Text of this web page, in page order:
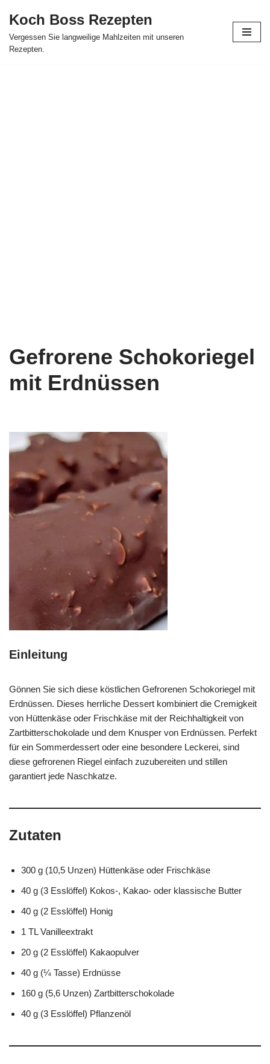
Skip
to
Koch Boss Rezepten
Vergessen Sie langweilige Mahlzeiten mit unseren
Rezepten.
Gefrorene Schokoriegel
mit Erdnüssen
Einleitung
Gönnen Sie sich diese köstlichen Gefrorenen Schokoriegel mit
Erdnüssen. Dieses herrliche Dessert kombiniert die Cremigkeit
von Hüttenkäse oder Frischkäse mit der Reichhaltigkeit von
Zartbitterschokolade und dem Knusper von Erdnüssen. Perfekt
für ein Sommerdessert oder eine besondere Leckerei, sind
diese gefrorenen Riegel einfach zuzubereiten und stillen
garantiert jede Naschkatze.
Zutaten
300 g (10,5 Unzen) Hüttenkäse oder Frischkäse
40 g (3 Esslöffel) Kokos-, Kakao- oder klassische Butter
40 g (2 Esslöffel) Honig
1 TL Vanilleextrakt
20 g (2 Esslöffel) Kakaopulver
40 g (¼ Tasse) Erdnüsse
160 g (5,6 Unzen) Zartbitterschokolade
40 g (3 Esslöffel) Pflanzenöl